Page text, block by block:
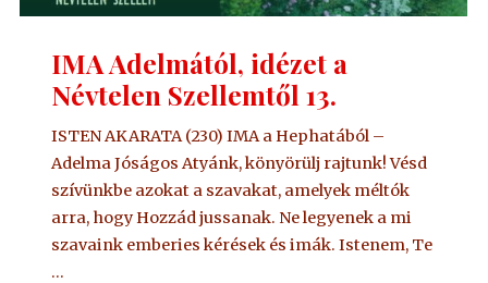
IMA Adelmától, idézet a
Névtelen Szellemtől 13.
ISTEN AKARATA (230) IMA a Hephatából –
Adelma Jóságos Atyánk, könyörülj rajtunk! Vésd
szívünkbe azokat a szavakat, amelyek méltók
arra, hogy Hozzád jussanak. Ne legyenek a mi
szavaink emberies kérések és imák. Istenem, Te
…